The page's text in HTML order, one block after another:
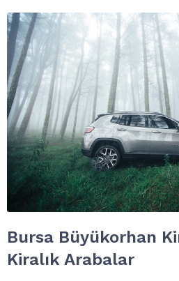
Bursa Büyükorhan
Kiralık Arabalar